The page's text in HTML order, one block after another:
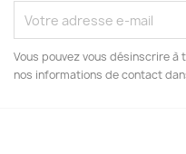
Vous pouvez vous désinscrire à
nos informations de contact